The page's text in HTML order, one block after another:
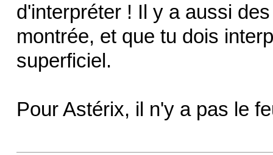
d'interpréter ! Il y a aussi
montrée, et que tu dois
superficiel.
Pour Astérix, il n'y a pas le